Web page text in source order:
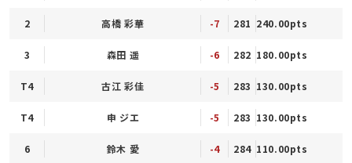
2 高橋 彩華 -7 281 240.00pts
3 森田 遥 -6 282 180.00pts
T4 古江 彩佳 -5 283 130.00pts
T4 申 ジエ -5 283 130.00pts
6 鈴木 愛 -4 284 110.00pts